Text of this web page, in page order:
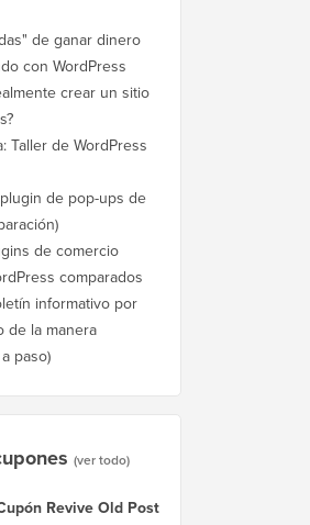
de ganar dinero
con WordPress
crear un sitio
Taller de WordPress
de pop-ups de
de comercio
comparados
informativo por
de la manera
paso)
(ver todo)
Revive Old Post